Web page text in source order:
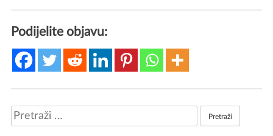
Podijelite objavu:
Pretraži: